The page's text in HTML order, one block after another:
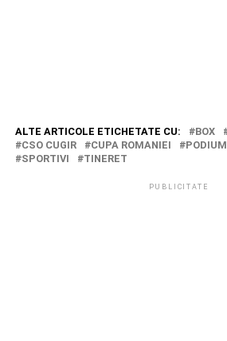
ALTE ARTICOLE ETICHETATE CU: BOX
CSO CUGIR
CUPA ROMANIEI PODIUM
SPORTIVI
TINERET
PUBLICITATE